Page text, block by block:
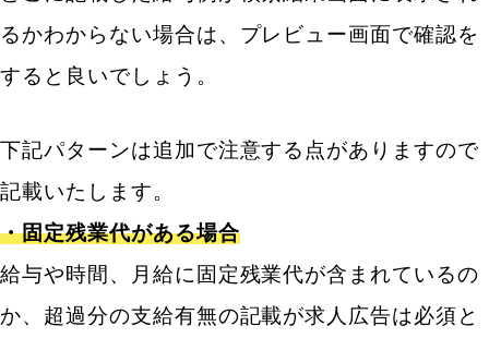
るかわからない場合は、プレビュー画面で確認を
すると良いでしょう。
下記パターンは追加で注意する点がありますので
記載いたします。
・固定残業代がある場合
給与や時間、月給に固定残業代が含まれているの
か、超過分の支給有無の記載が求人広告は必須と